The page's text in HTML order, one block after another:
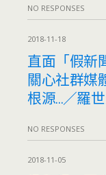
NO RESPONSES
2018-11-18
直面「假新
關心社群媒
根源…／羅
NO RESPONSES
2018-11-05